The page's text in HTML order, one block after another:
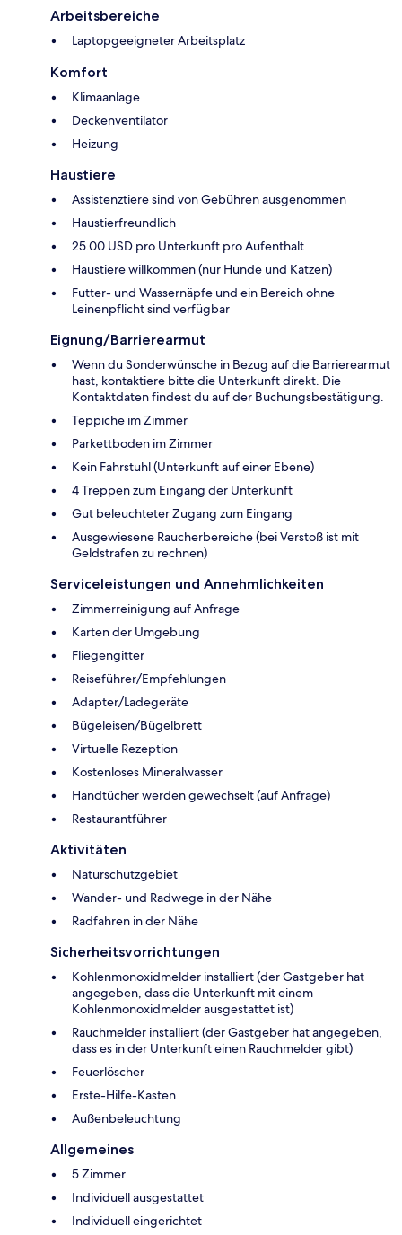
Arbeitsbereiche
Laptopgeeigneter Arbeitsplatz
Komfort
Klimaanlage
Deckenventilator
Heizung
Haustiere
Assistenztiere sind von Gebühren ausgenommen
Haustierfreundlich
25.00 USD pro Unterkunft pro Aufenthalt
Haustiere willkommen (nur Hunde und Katzen)
Futter- und Wassernäpfe und ein Bereich ohne
Leinenpflicht sind verfügbar
Eignung/Barrierearmut
Wenn du Sonderwünsche in Bezug auf die Barrierearmut
hast, kontaktiere bitte die Unterkunft direkt. Die
Kontaktdaten findest du auf der Buchungsbestätigung.
Teppiche im Zimmer
Parkettboden im Zimmer
Kein Fahrstuhl (Unterkunft auf einer Ebene)
4 Treppen zum Eingang der Unterkunft
Gut beleuchteter Zugang zum Eingang
Ausgewiesene Raucherbereiche (bei Verstoß ist mit
Geldstrafen zu rechnen)
Serviceleistungen und Annehmlichkeiten
Zimmerreinigung auf Anfrage
Karten der Umgebung
Fliegengitter
Reiseführer/Empfehlungen
Adapter/Ladegeräte
Bügeleisen/Bügelbrett
Virtuelle Rezeption
Kostenloses Mineralwasser
Handtücher werden gewechselt (auf Anfrage)
Restaurantführer
Aktivitäten
Naturschutzgebiet
Wander- und Radwege in der Nähe
Radfahren in der Nähe
Sicherheitsvorrichtungen
Kohlenmonoxidmelder installiert (der Gastgeber hat
angegeben, dass die Unterkunft mit einem
Kohlenmonoxidmelder ausgestattet ist)
Rauchmelder installiert (der Gastgeber hat angegeben,
dass es in der Unterkunft einen Rauchmelder gibt)
Feuerlöscher
Ers­te-Hil­fe-Kas­ten
Außenbeleuchtung
Allgemeines
5 Zimmer
Individuell ausgestattet
Individuell eingerichtet